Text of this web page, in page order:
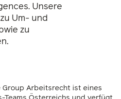
Unsere
Um- und
zu
Group Arbeitsrecht ist eines